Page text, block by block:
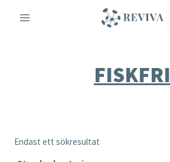
FISKFRI
Endast ett sökresultat